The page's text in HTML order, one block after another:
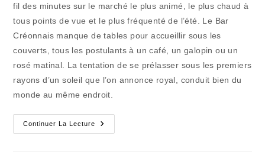
fil des minutes sur le marché le plus animé, le plus chaud à
tous points de vue et le plus fréquenté de l’été. Le Bar
Créonnais manque de tables pour accueillir sous les
couverts, tous les postulants à un café, un galopin ou un
rosé matinal. La tentation de se prélasser sous les premiers
rayons d’un soleil que l’on annonce royal, conduit bien du
monde au même endroit.
Continuer La Lecture
Eté
Ou